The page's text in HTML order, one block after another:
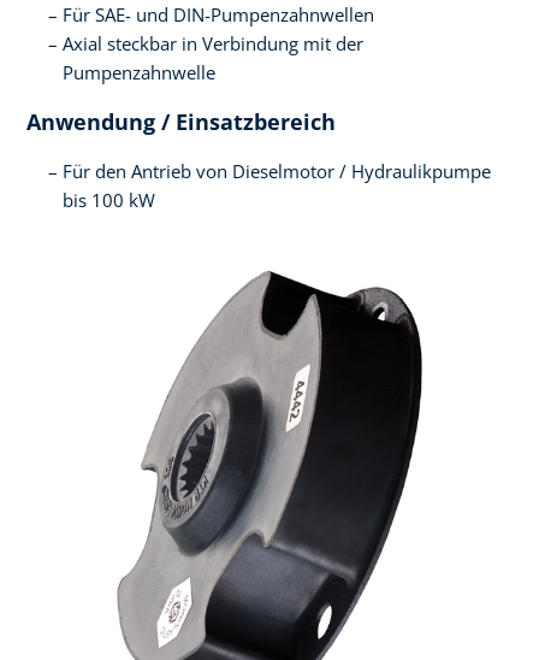
Für SAE- und DIN-Pumpenzahnwellen
Axial steckbar in Verbindung mit der
Pumpenzahnwelle
Anwendung / Einsatzbereich
Für den Antrieb von Dieselmotor / Hydraulikpumpe
bis 100 kW